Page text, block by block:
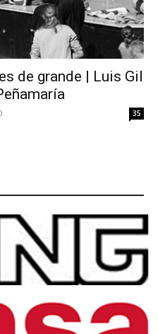
de grande | Luis Gil
35